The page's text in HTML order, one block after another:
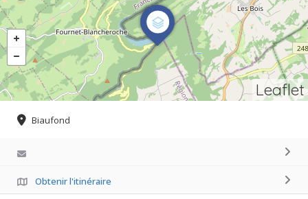
Leaflet
Biaufond
Obtenir l'itinéraire